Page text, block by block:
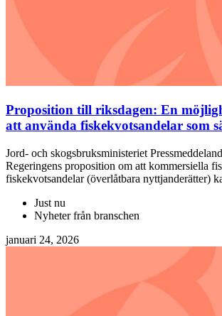
Proposition till riksdagen: En
att använda fiskekvotsandelar som
Jord- och skogsbruksministeriet
Regeringens proposition om att kommersiella
fiskekvotsandelar (överlåtbara nyttjanderätter)
Just nu
Nyheter från branschen
januari 24, 2026